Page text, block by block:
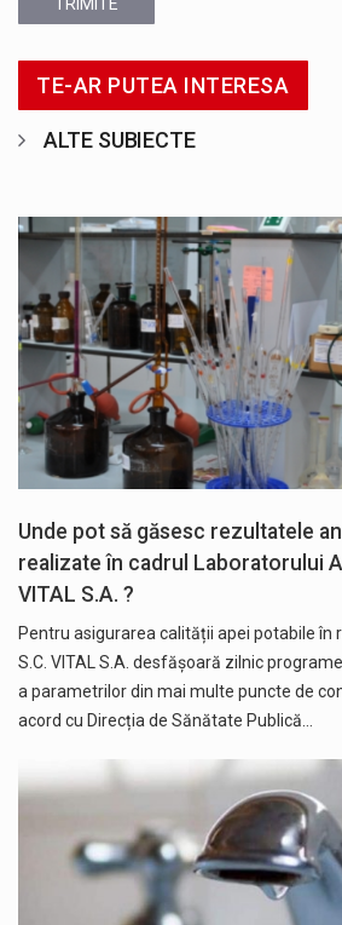
TE-AR PUTEA INTERESA
ALTE SUBIECTE
Unde pot să găsesc rezultatele
realizate în cadrul Laboratorului
VITAL S.A. ?
Pentru asigurarea calității apei potabile în
S.C. VITAL S.A. desfășoară zilnic
a parametrilor din mai multe puncte de
acord cu Direcția de Sănătate Publică…